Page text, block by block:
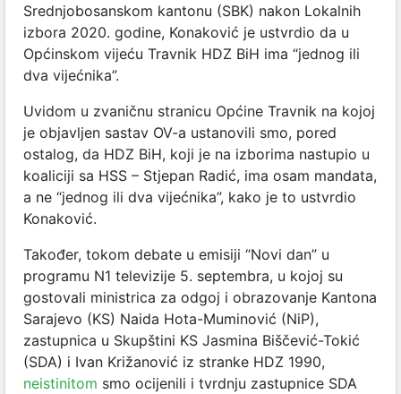
Srednjobosanskom kantonu (SBK) nakon Lokalnih
izbora 2020. godine, Konaković je ustvrdio da u
Općinskom vijeću Travnik HDZ BiH ima “jednog ili
dva vijećnika”.
Uvidom u zvaničnu stranicu Općine Travnik na kojoj
je objavljen sastav OV-a ustanovili smo, pored
ostalog, da HDZ BiH, koji je na izborima nastupio u
koaliciji sa HSS – Stjepan Radić, ima osam mandata,
a ne “jednog ili dva vijećnika”, kako je to ustvrdio
Konaković.
Također, tokom debate u emisiji “Novi dan” u
programu N1 televizije 5. septembra, u kojoj su
gostovali ministrica za odgoj i obrazovanje Kantona
Sarajevo (KS) Naida Hota-Muminović (NiP),
zastupnica u Skupštini KS Jasmina Biščević-Tokić
(SDA) i Ivan Križanović iz stranke HDZ 1990,
neistinitom smo ocijenili i tvrdnju zastupnice SDA